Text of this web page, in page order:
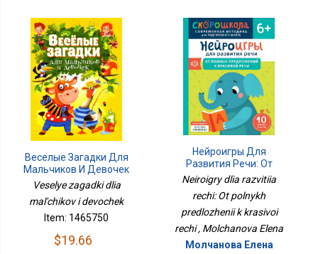
Веселые Загадки Для
Мальчиков И Девочек
Veselye zagadki dlia
mal'chikov i devochek
Item: 1465750
$19.66
Нейроигры Для
Развития Речи: От
Полных Предложений К
Красивой Речи
Neiroigry dlia razvitiia
rechi: Ot polnykh
predlozhenii k krasivoi
rechi , Molchanova Elena
Молчанова Елена